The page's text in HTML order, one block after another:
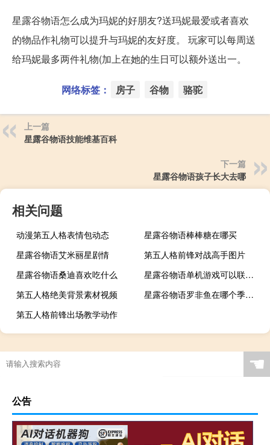
星露谷物语怎么成为玛妮的好朋友?送玛妮最爱或者喜欢
的物品作礼物可以提升与玛妮的友好度。 玩家可以每周送
给玛妮最多两件礼物(加上在她的生日可以额外送出一。
网络标签： 房子 谷物 骆驼
上一篇
星露谷物语技能维基百科
下一篇
星露谷物语孩子长大去哪
相关问题
动漫第五人格表情包动态
星露谷物语棒棒糖在哪买
星露谷物语艾米丽星剧情
第五人格前锋对战高手图片
星露谷物语桑迪喜欢吃什么
星露谷物语单机游戏可以联网吗
第五人格绝美背景素材视频
星露谷物语罗非鱼在哪个季节钓
第五人格前锋出场教学动作
☚
公告